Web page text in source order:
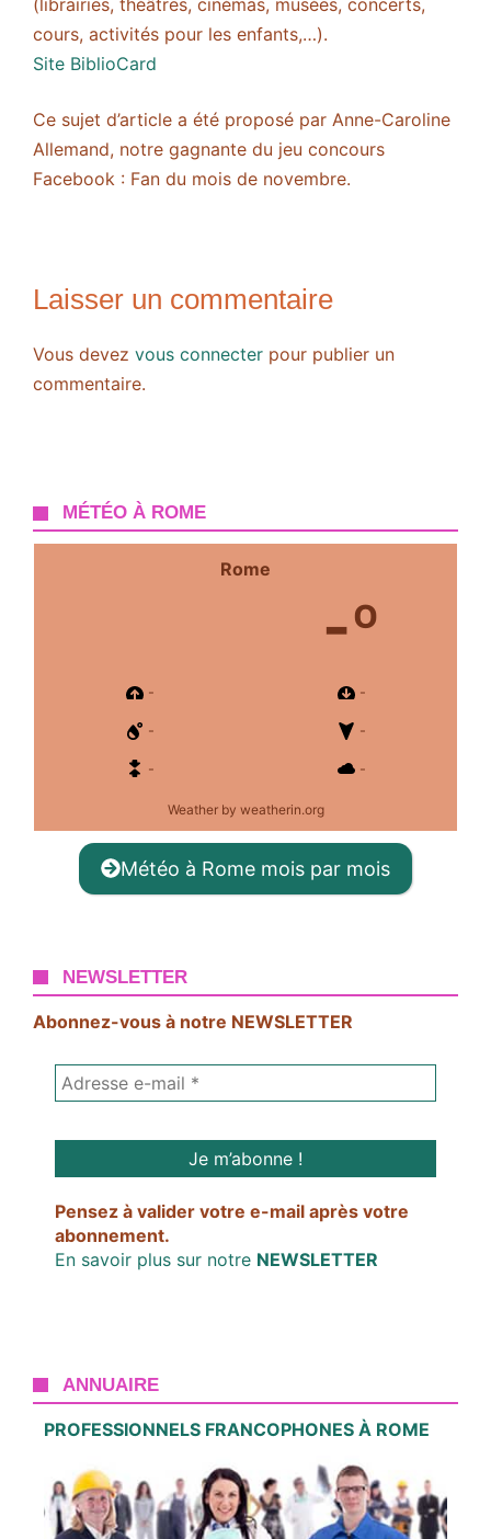
(librairies, théâtres, cinémas, musées, concerts,
cours, activités pour les enfants,…).
Site BiblioCard
Ce sujet d’article a été proposé par Anne-Caroline
Allemand, notre gagnante du jeu concours
Facebook : Fan du mois de novembre.
Laisser un commentaire
Vous devez vous connecter pour publier un
commentaire.
MÉTÉO À ROME
Rome
-º
- -
- -
- -
Weatherby weatherin.org
Météo à Rome mois par mois
NEWSLETTER
Abonnez-vous à notre NEWSLETTER
Pensez à valider votre e-mail après votre
abonnement.
En savoir plus sur notre NEWSLETTER
ANNUAIRE
PROFESSIONNELS FRANCOPHONES À ROME